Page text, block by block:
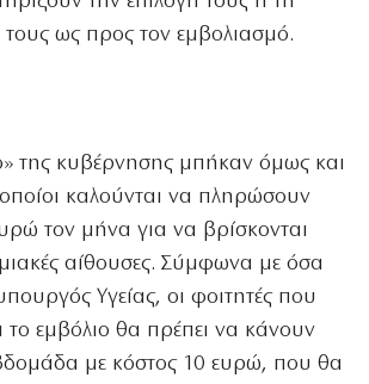
τους ως προς τον εμβολιασμό.
της κυβέρνησης μπήκαν όμως και
οποίοι καλούνται να πληρώσουν
τον μήνα για να βρίσκονται
αίθουσες. Σύμφωνα με όσα
Υγείας, οι φοιτητές που
το εμβόλιο θα πρέπει να κάνουν
με κόστος 10 ευρώ, που θα